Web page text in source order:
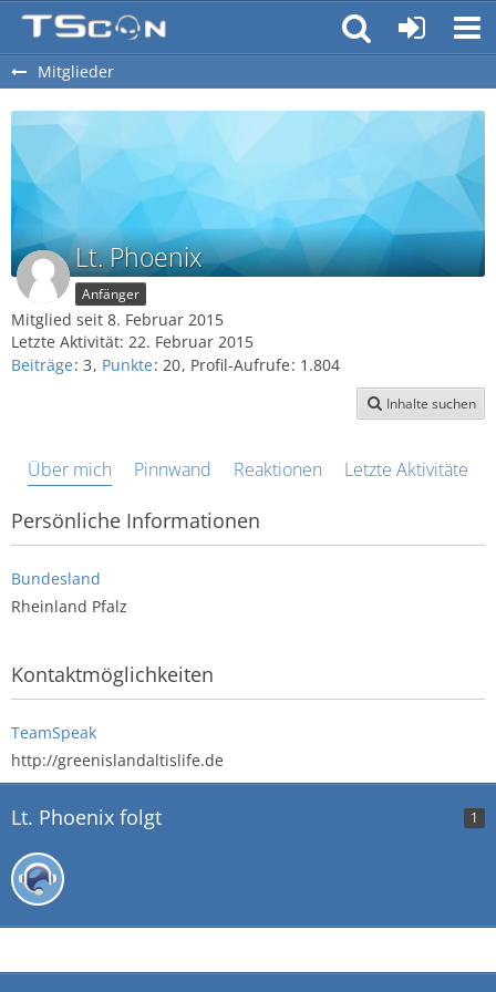
Mitglieder
Lt. Phoenix
Anfänger
Mitglied seit 8. Februar 2015
Letzte Aktivität: 22. Februar 2015
Beiträge 3 Punkte 20 Profil-Aufrufe 1.804
Inhalte suchen
Über mich Pinnwand Reaktionen Letzte Aktivitäten
Persönliche Informationen
Bundesland
Rheinland Pfalz
Kontaktmöglichkeiten
TeamSpeak
http://greenislandaltislife.de
Lt. Phoenix folgt 1